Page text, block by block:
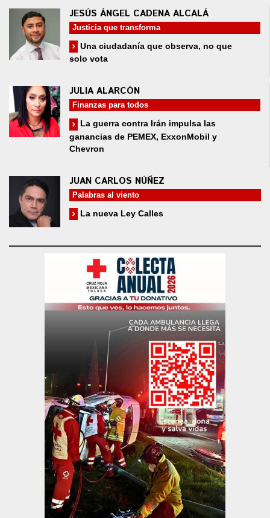
JESÚS ÁNGEL CADENA ALCALÁ
Justicia que transforma
Una ciudadanía que observa, no que
solo vota
JULIA ALARCÓN
Finanzas para todos
La guerra contra Irán impulsa las
ganancias de PEMEX, ExxonMobil y
Chevron
JUAN CARLOS NÚÑEZ
Palabras al viento
La nueva Ley Calles